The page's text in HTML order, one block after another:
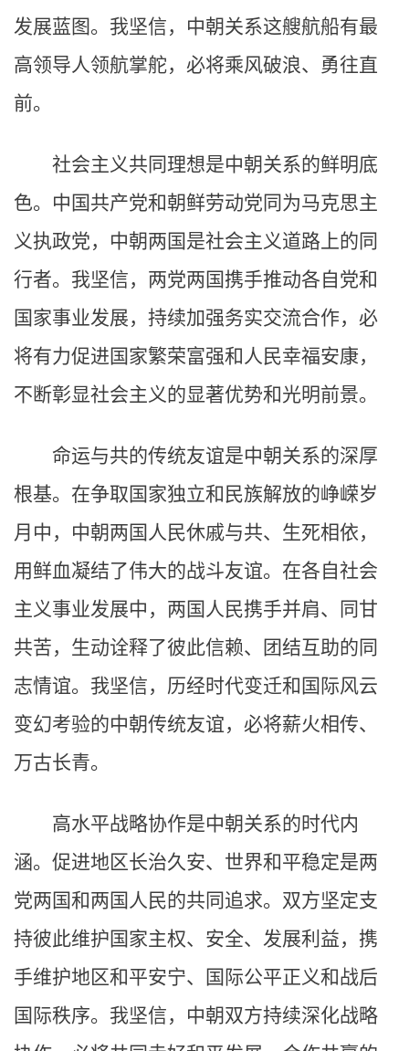
发展蓝图。我坚信，中朝关系这艘航船有最
高领导人领航掌舵，必将乘风破浪、勇往直
前。
社会主义共同理想是中朝关系的鲜明底
色。中国共产党和朝鲜劳动党同为马克思主
义执政党，中朝两国是社会主义道路上的同
行者。我坚信，两党两国携手推动各自党和
国家事业发展，持续加强务实交流合作，必
将有力促进国家繁荣富强和人民幸福安康，
不断彰显社会主义的显著优势和光明前景。
命运与共的传统友谊是中朝关系的深厚
根基。在争取国家独立和民族解放的峥嵘岁
月中，中朝两国人民休戚与共、生死相依，
用鲜血凝结了伟大的战斗友谊。在各自社会
主义事业发展中，两国人民携手并肩、同甘
共苦，生动诠释了彼此信赖、团结互助的同
志情谊。我坚信，历经时代变迁和国际风云
变幻考验的中朝传统友谊，必将薪火相传、
万古长青。
高水平战略协作是中朝关系的时代内
涵。促进地区长治久安、世界和平稳定是两
党两国和两国人民的共同追求。双方坚定支
持彼此维护国家主权、安全、发展利益，携
手维护地区和平安宁、国际公平正义和战后
国际秩序。我坚信，中朝双方持续深化战略